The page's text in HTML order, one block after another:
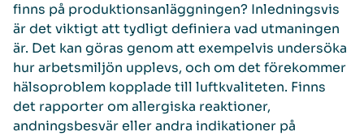
finns på produktionsanläggningen? Inledningsvis
är det viktigt att tydligt definiera vad utmaningen
är. Det kan göras genom att exempelvis undersöka
hur arbetsmiljön upplevs, och om det förekommer
hälsoproblem kopplade till luftkvaliteten. Finns
det rapporter om allergiska reaktioner,
andningsbesvär eller andra indikationer på